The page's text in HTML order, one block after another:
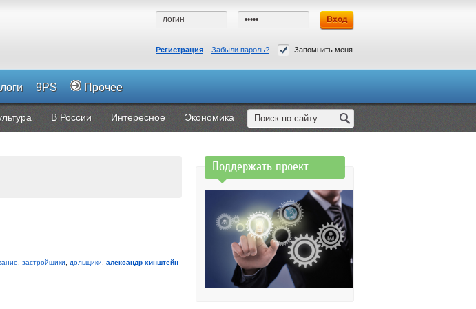
Регистрация Забыли пароль? Запомнить меня
9PS Прочее
В России Интересное Экономика
застройщики дольщики александр хинштейн
Поддержать проект